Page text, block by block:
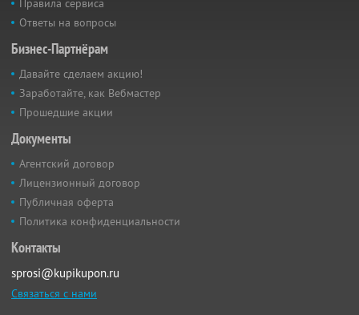
Правила сервиса
Ответы на вопросы
Бизнес-Партнёрам
Давайте сделаем акцию!
Заработайте, как Вебмастер
Прошедшие акции
Документы
Агентский договор
Лицензионный договор
Публичная оферта
Политика конфиденциальности
Контакты
sprosi@kupikupon.ru
Связаться с нами